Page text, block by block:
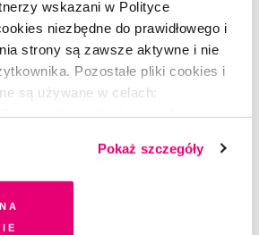
wskazani w Polityce
niezbędne do prawidłowego i
strony są zawsze aktywne i nie
Pozostałe pliki cookies i
są używane w celach:
pliki cookies i technologie
się na przechowywanie informacji
końcowym lub dostęp do niego i
Zgodę na wszystkie lub niektóre
Pokaż szczegóły